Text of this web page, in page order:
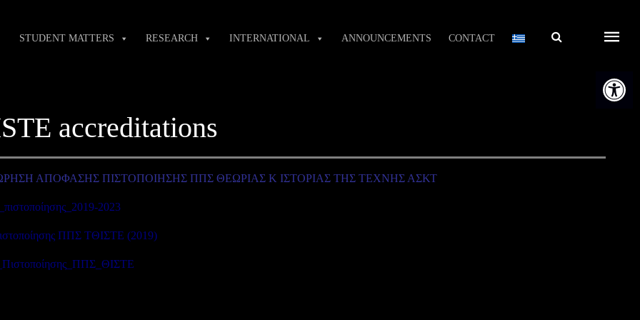
Open
STUDENT MATTERS RESEARCH INTERNATIONAL ANNOUNCEMENTS CONTACT Αναζήτηση
accreditations
ΑΠΟΦΑΣΗΣ ΠΙΣΤΟΠΟΙΗΣΗΣ ΠΠΣ ΘΕΩΡΙΑΣ Κ ΙΣΤΟΡΙΑΣ ΤΗΣ ΤΕΧΝΗΣ ΑΣΚΤ
2023
ΠΠΣ ΤΘΙΣΤΕ (2019)